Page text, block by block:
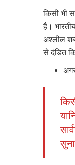
किसी भी
है।
अश्लील
से दंडित